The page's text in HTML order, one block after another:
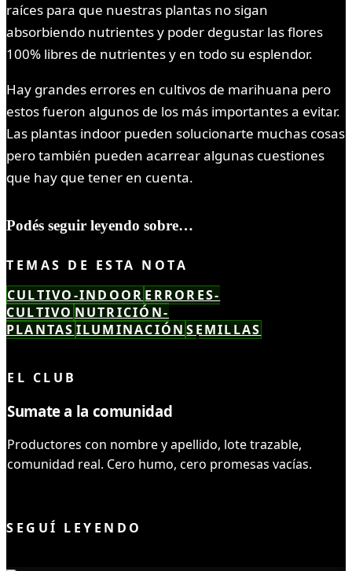
raíces para que nuestras plantas no sigan
absorbiendo nutrientes y poder degustar las flores
100% libres de nutrientes y en todo su esplendor.
Hay grandes errores en cultivos de marihuana pero
estos fueron algunos de los más importantes a evitar.
Las plantas indoor pueden solucionarte muchas cosas
pero también pueden acarrear algunas cuestiones
que hay que tener en cuenta.
Podés seguir leyendo sobre…
TEMAS DE ESTA NOTA
CULTIVO-INDOOR ERRORES-
CULTIVO NUTRICIÓN-
PLANTAS ILUMINACIÓN SEMILLAS
EL CLUB
Sumate a la comunidad
Productores con nombre y apellido, lote trazable,
comunidad real. Cero humo, cero promesas vacías.
SEGUÍ LEYENDO